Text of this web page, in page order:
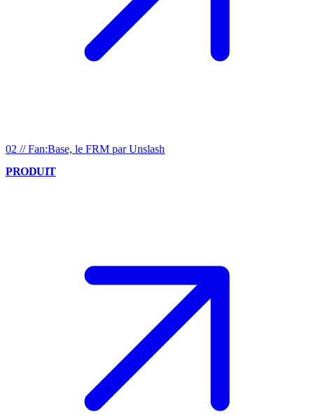
02 // Fan:Base, le FRM par Unslash
PRODUIT